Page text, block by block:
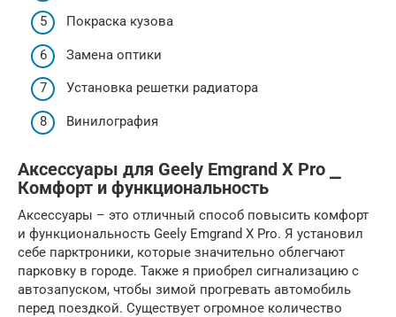
Покраска кузова
Замена оптики
Установка решетки радиатора
Винилография
Аксессуары для Geely Emgrand X Pro ⎯
Комфорт и функциональность
Аксессуары – это отличный способ повысить комфорт
и функциональность Geely Emgrand X Pro. Я установил
себе парктроники, которые значительно облегчают
парковку в городе. Также я приобрел сигнализацию с
автозапуском, чтобы зимой прогревать автомобиль
перед поездкой. Существует огромное количество